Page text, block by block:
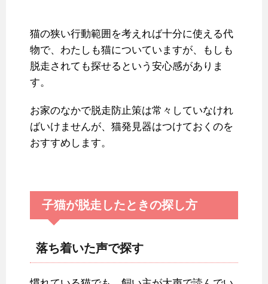
猫の狭い行動範囲を考えれば十分に使える代
物で、わたしも猫についていますが、もしも
脱走されても探せるという安心感がありま
す。
お家のなかで脱走防止策は常々していなけれ
ばいけませんが、猫発見器はつけておくのを
おすすめします。
子猫が脱走したときの探し方
落ち着いた声で探す